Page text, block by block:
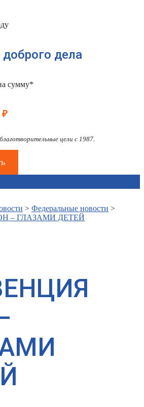
дела
сумму*
₽
цели с 1987.
> Федеральные новости >
– ГЛАЗАМИ ДЕТЕЙ